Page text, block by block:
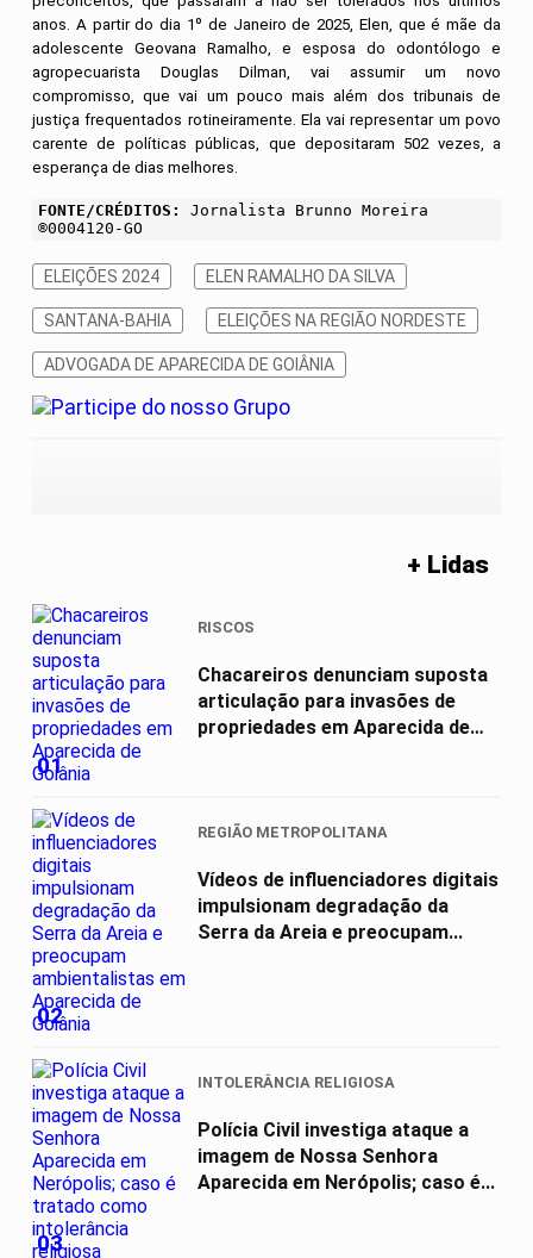
anos. A partir do dia 1º de Janeiro de 2025, Elen, que é mãe da
adolescente Geovana Ramalho, e esposa do odontólogo e
agropecuarista Douglas Dilman, vai assumir um novo
compromisso, que vai um pouco mais além dos tribunais de
justiça frequentados rotineiramente. Ela vai representar um povo
carente de políticas públicas, que depositaram 502 vezes, a
esperança de dias melhores.
FONTE/CRÉDITOS:
Jornalista Brunno Moreira
®0004120-GO
ELEIÇÕES 2024 ELEN RAMALHO DA SILVA
SANTANA-BAHIA ELEIÇÕES NA REGIÃO NORDESTE
ADVOGADA DE APARECIDA DE GOIÂNIA
+ Lidas
01
RISCOS
Chacareiros denunciam suposta
articulação para invasões de
propriedades em Aparecida de
02
REGIÃO METROPOLITANA
Vídeos de influenciadores digitais
impulsionam degradação da
Serra da Areia e preocupam...
03
INTOLERÂNCIA RELIGIOSA
Polícia Civil investiga ataque a
imagem de Nossa Senhora
Aparecida em Nerópolis; caso é...